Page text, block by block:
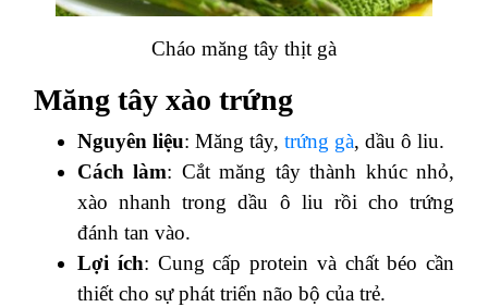
Cháo măng tây thịt gà
Măng tây xào trứng
Nguyên liệu: Măng tây, trứng gà, dầu ô liu.
Cách làm: Cắt măng tây thành khúc nhỏ,
xào nhanh trong dầu ô liu rồi cho trứng
đánh tan vào.
Lợi ích: Cung cấp protein và chất béo cần
thiết cho sự phát triển não bộ của trẻ.